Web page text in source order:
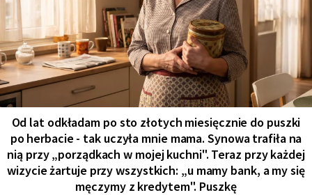
Od lat odkładam po sto złotych miesięcznie do puszki
po herbacie - tak uczyła mnie mama. Synowa trafiła na
nią przy „porządkach w mojej kuchni". Teraz przy każdej
wizycie żartuje przy wszystkich: „u mamy bank, a my się
męczymy z kredytem". Puszkę